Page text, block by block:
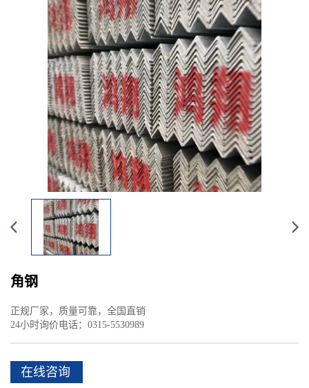
角钢
正规厂家，质量可靠，全国直销
24小时询价电话：0315-5530989
在线咨询